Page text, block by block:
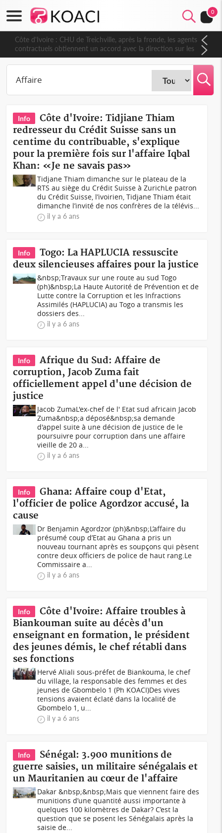
0
Côte d'Ivoire : CHU de Treichville, après la fronde, les agents
contractuels obtiennent un accord avec la direction sur les
arriérés du SMIG 2023
Info
Côte d'Ivoire: Tidjiane Thiam
redresseur du Crédit Suisse sans un
centime du contribuable, s'explique
pour la première fois sur l'affaire Iqbal
Khan: «Je ne savais pas»
Tidjane Thiam dimanche sur le plateau de la
RTS au siège du Crédit Suisse à ZurichLe patron
du Crédit Suisse, l’ivoirien, Tidjane Thiam était
dimanche l’invité de nos confrères de la télévis...
il y a 6 ans
Info
Togo: La HAPLUCIA ressuscite
deux silencieuses affaires pour la justice
&nbsp;Travaux sur une route au sud Togo
(ph)&nbsp;La Haute Autorité de Prévention et de
Lutte contre la Corruption et les Infractions
Assimilés (HAPLUCIA) au Togo a transmis les
dossiers des...
il y a 6 ans
Info
Afrique du Sud: Affaire de
corruption, Jacob Zuma fait
officiellement appel d'une décision de
justice
Jacob ZumaL'ex-chef de l' Etat sud africain Jacob
Zuma&nbsp;a déposé&nbsp;sa demande
d'appel suite à une décision de justice de le
poursuivre pour corruption dans une affaire
vieille de 20 a...
il y a 6 ans
Info
Ghana: Affaire coup d'Etat,
l'officier de police Agordzor accusé, la
cause
Dr Benjamin Agordzor (ph)&nbsp;L’affaire du
présumé coup d’Etat au Ghana a pris un
nouveau tournant après es soupçons qui pèsent
contre deux officiers de police de haut rang.Le
Commissaire a...
il y a 6 ans
Info
Côte d'Ivoire: Affaire troubles à
Biankouman suite au décès d'un
enseignant en formation, le président
des jeunes démis, le chef rétabli dans
ses fonctions
Hervé Aliali sous-préfet de Biankouma, le chef
du village, la responsable des femmes et des
jeunes de Gbombelo 1 (Ph KOACI)Des vives
tensions avaient éclaté dans la localité de
Gbombelo 1, u...
il y a 6 ans
Info
Sénégal: 3.900 munitions de
guerre saisies, un militaire sénégalais et
un Mauritanien au cœur de l'affaire
Dakar &nbsp;&nbsp;Mais que viennent faire des
munitions d’une quantité aussi importante à
quelques 100 kilomètres de Dakar? C’est la
question que se posent les Sénégalais après la
saisie de...